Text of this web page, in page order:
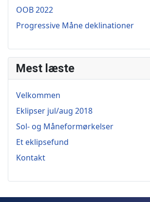
OOB 2022
Progressive Måne deklinationer
Mest læste
Velkommen
Eklipser jul/aug 2018
Sol- og Måneformørkelser
Et eklipsefund
Kontakt